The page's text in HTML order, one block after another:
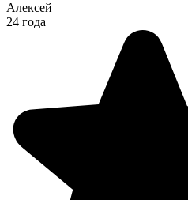
Алексей
24 года